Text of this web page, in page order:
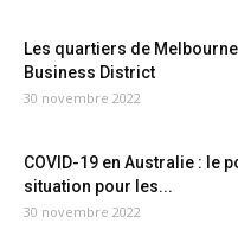
Les quartiers de Melbourne
Business District
30 novembre 2022
COVID-19 en Australie : le
situation pour les...
30 novembre 2022